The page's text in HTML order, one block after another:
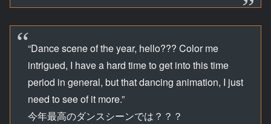
“Dance scene of the year, hello??? Color me
intrigued, I have a hard time to get into this time
period in general, but that dancing animation, I just
need to see of it more.”
今年最高のダンスシーンでは？？？